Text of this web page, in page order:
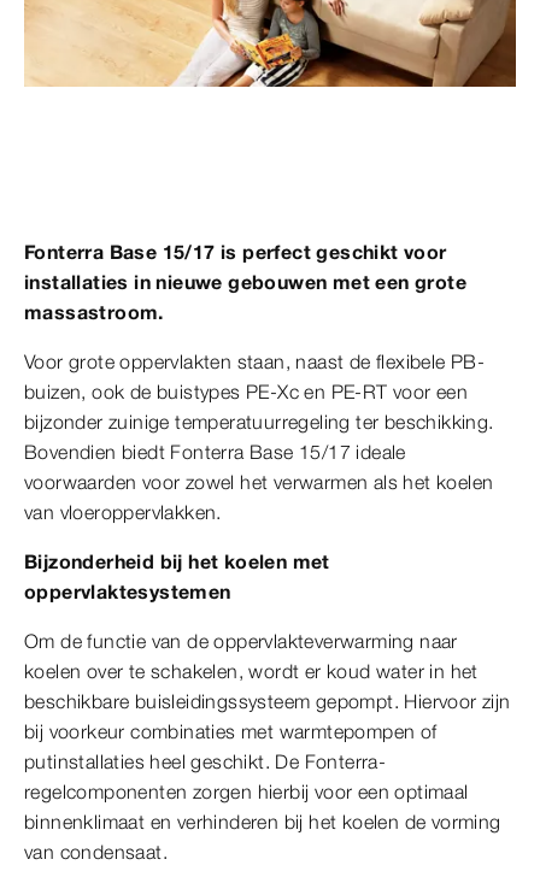
Fonterra Base 15/17 is perfect geschikt voor
installaties in nieuwe gebouwen met een grote
massastroom.
Voor grote oppervlakten staan, naast de flexibele PB-
buizen, ook de buistypes PE-Xc en PE-RT voor een
bijzonder zuinige temperatuurregeling ter beschikking.
Bovendien biedt Fonterra Base 15/17 ideale
voorwaarden voor zowel het verwarmen als het koelen
van vloeroppervlakken.
Bijzonderheid bij het koelen met
oppervlaktesystemen
Om de functie van de oppervlakteverwarming naar
koelen over te schakelen, wordt er koud water in het
beschikbare buisleidingssysteem gepompt. Hiervoor zijn
bij voorkeur combinaties met warmtepompen of
putinstallaties heel geschikt. De Fonterra-
regelcomponenten zorgen hierbij voor een optimaal
binnenklimaat en verhinderen bij het koelen de vorming
van condensaat.